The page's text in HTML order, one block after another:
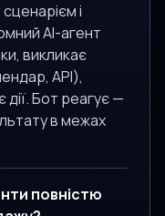
і
AI-агент
викликає
API),
дії. Бот реагує —
в межах
повністю